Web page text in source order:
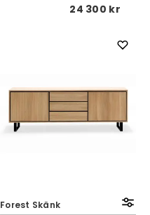
24 300 kr
Forest Skänk